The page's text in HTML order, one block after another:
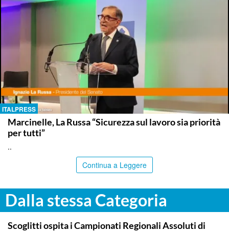
ITALPRESS
Marcinelle, La Russa “Sicurezza sul lavoro sia priorità
per tutti”
..
Continua a Leggere
Dalla stessa Categoria
RAGUSA
Scoglitti ospita i Campionati Regionali Assoluti di